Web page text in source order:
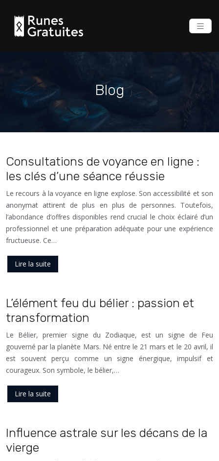
Blog
Consultations de voyance en ligne :
les clés d’une séance réussie
Le recours à la voyance en ligne explose. Son accessibilité et son
anonymat attirent de plus en plus de personnes. Toutefois,
l’abondance d’offres disponibles rend crucial le choix éclairé d’un
professionnel et une préparation adéquate pour une expérience
fructueuse. Ce…
Lire la suite
L’élément feu du bélier : passion et
transformation
Le Bélier, premier signe du Zodiaque, est un signe de Feu
gouverné par la planète Mars. Né entre le 21 mars et le 20 avril, il
est souvent perçu comme un signe énergique, impulsif et
courageux. Son symbole, le bélier,…
Lire la suite
Influence astrale sur les décans de la
vierge